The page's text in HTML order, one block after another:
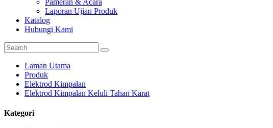
Pameran & Acara
Laporan Ujian Produk
Katalog
Hubungi Kami
Laman Utama
Produk
Elektrod Kimpalan
Elektrod Kimpalan Keluli Tahan Karat
Kategori